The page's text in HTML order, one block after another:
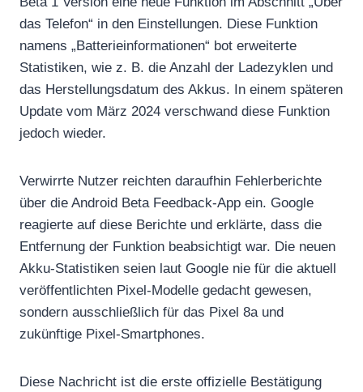
das Telefon“ in den Einstellungen. Diese Funktion
namens „Batterieinformationen“ bot erweiterte
Statistiken, wie z. B. die Anzahl der Ladezyklen und
das Herstellungsdatum des Akkus. In einem späteren
Update vom März 2024 verschwand diese Funktion
jedoch wieder.
Verwirrte Nutzer reichten daraufhin Fehlerberichte
über die Android Beta Feedback-App ein. Google
reagierte auf diese Berichte und erklärte, dass die
Entfernung der Funktion beabsichtigt war. Die neuen
Akku-Statistiken seien laut Google nie für die aktuell
veröffentlichten Pixel-Modelle gedacht gewesen,
sondern ausschließlich für das Pixel 8a und
zukünftige Pixel-Smartphones.
Diese Nachricht ist die erste offizielle Bestätigung